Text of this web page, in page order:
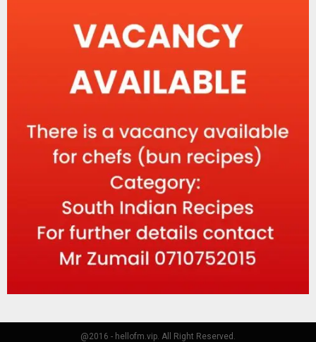
@2016 - hellofm.vip. All Right Reserved.